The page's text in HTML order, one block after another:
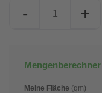
- +
Mengenberechner
Meine Fläche (qm)